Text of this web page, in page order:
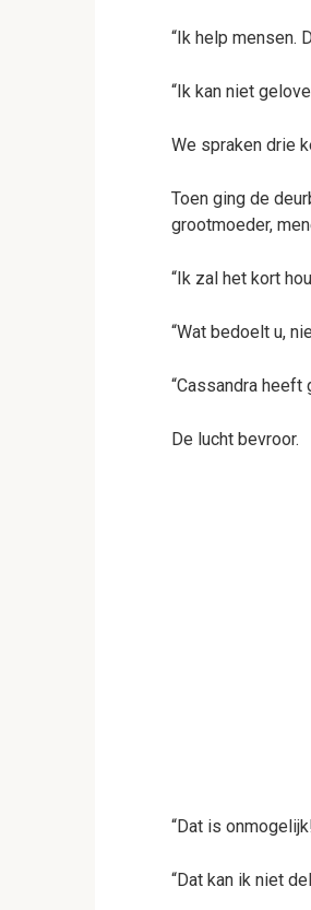
“Ik help mensen.
“Ik kan niet
We spraken drie
Toen ging de
grootmoeder,
“Ik zal het kort
“Wat bedoelt u,
“Cassandra heeft
De lucht bevroor.
“Dat is
“Dat kan ik niet